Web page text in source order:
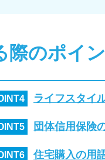
際のポイ
4 ライフスタイ
5 団体信用保険
6 住宅購入の用